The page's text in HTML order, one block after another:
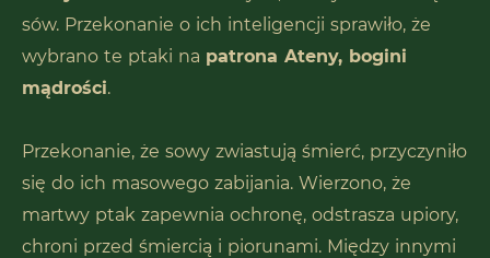
sów. Przekonanie o ich inteligencji sprawiło, że
wybrano te ptaki na patrona Ateny, bogini
mądrości.
Przekonanie, że sowy zwiastują śmierć, przyczyniło
się do ich masowego zabijania. Wierzono, że
martwy ptak zapewnia ochronę, odstrasza upiory,
chroni przed śmiercią i piorunami. Między innymi